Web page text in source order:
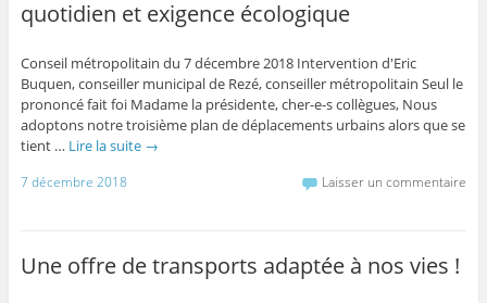
quotidien et exigence écologique
Conseil métropolitain du 7 décembre 2018 Intervention d'Eric
Buquen, conseiller municipal de Rezé, conseiller métropolitain Seul le
prononcé fait foi Madame la présidente, cher-e-s collègues, Nous
adoptons notre troisième plan de déplacements urbains alors que se
tient … Lire la suite →
7 décembre 2018 Laisser un commentaire
Une offre de transports adaptée à nos vies !